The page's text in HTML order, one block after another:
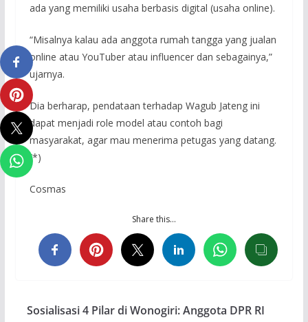
ada yang memiliki usaha berbasis digital (usaha online).
“Misalnya kalau ada anggota rumah tangga yang jualan
online atau YouTuber atau influencer dan sebagainya,”
ujarnya.
Dia berharap, pendataan terhadap Wagub Jateng ini
dapat menjadi role model atau contoh bagi
masyarakat, agar mau menerima petugas yang datang.
(*)
Cosmas
Share this…
Sosialisasi 4 Pilar di Wonogiri: Anggota DPR RI